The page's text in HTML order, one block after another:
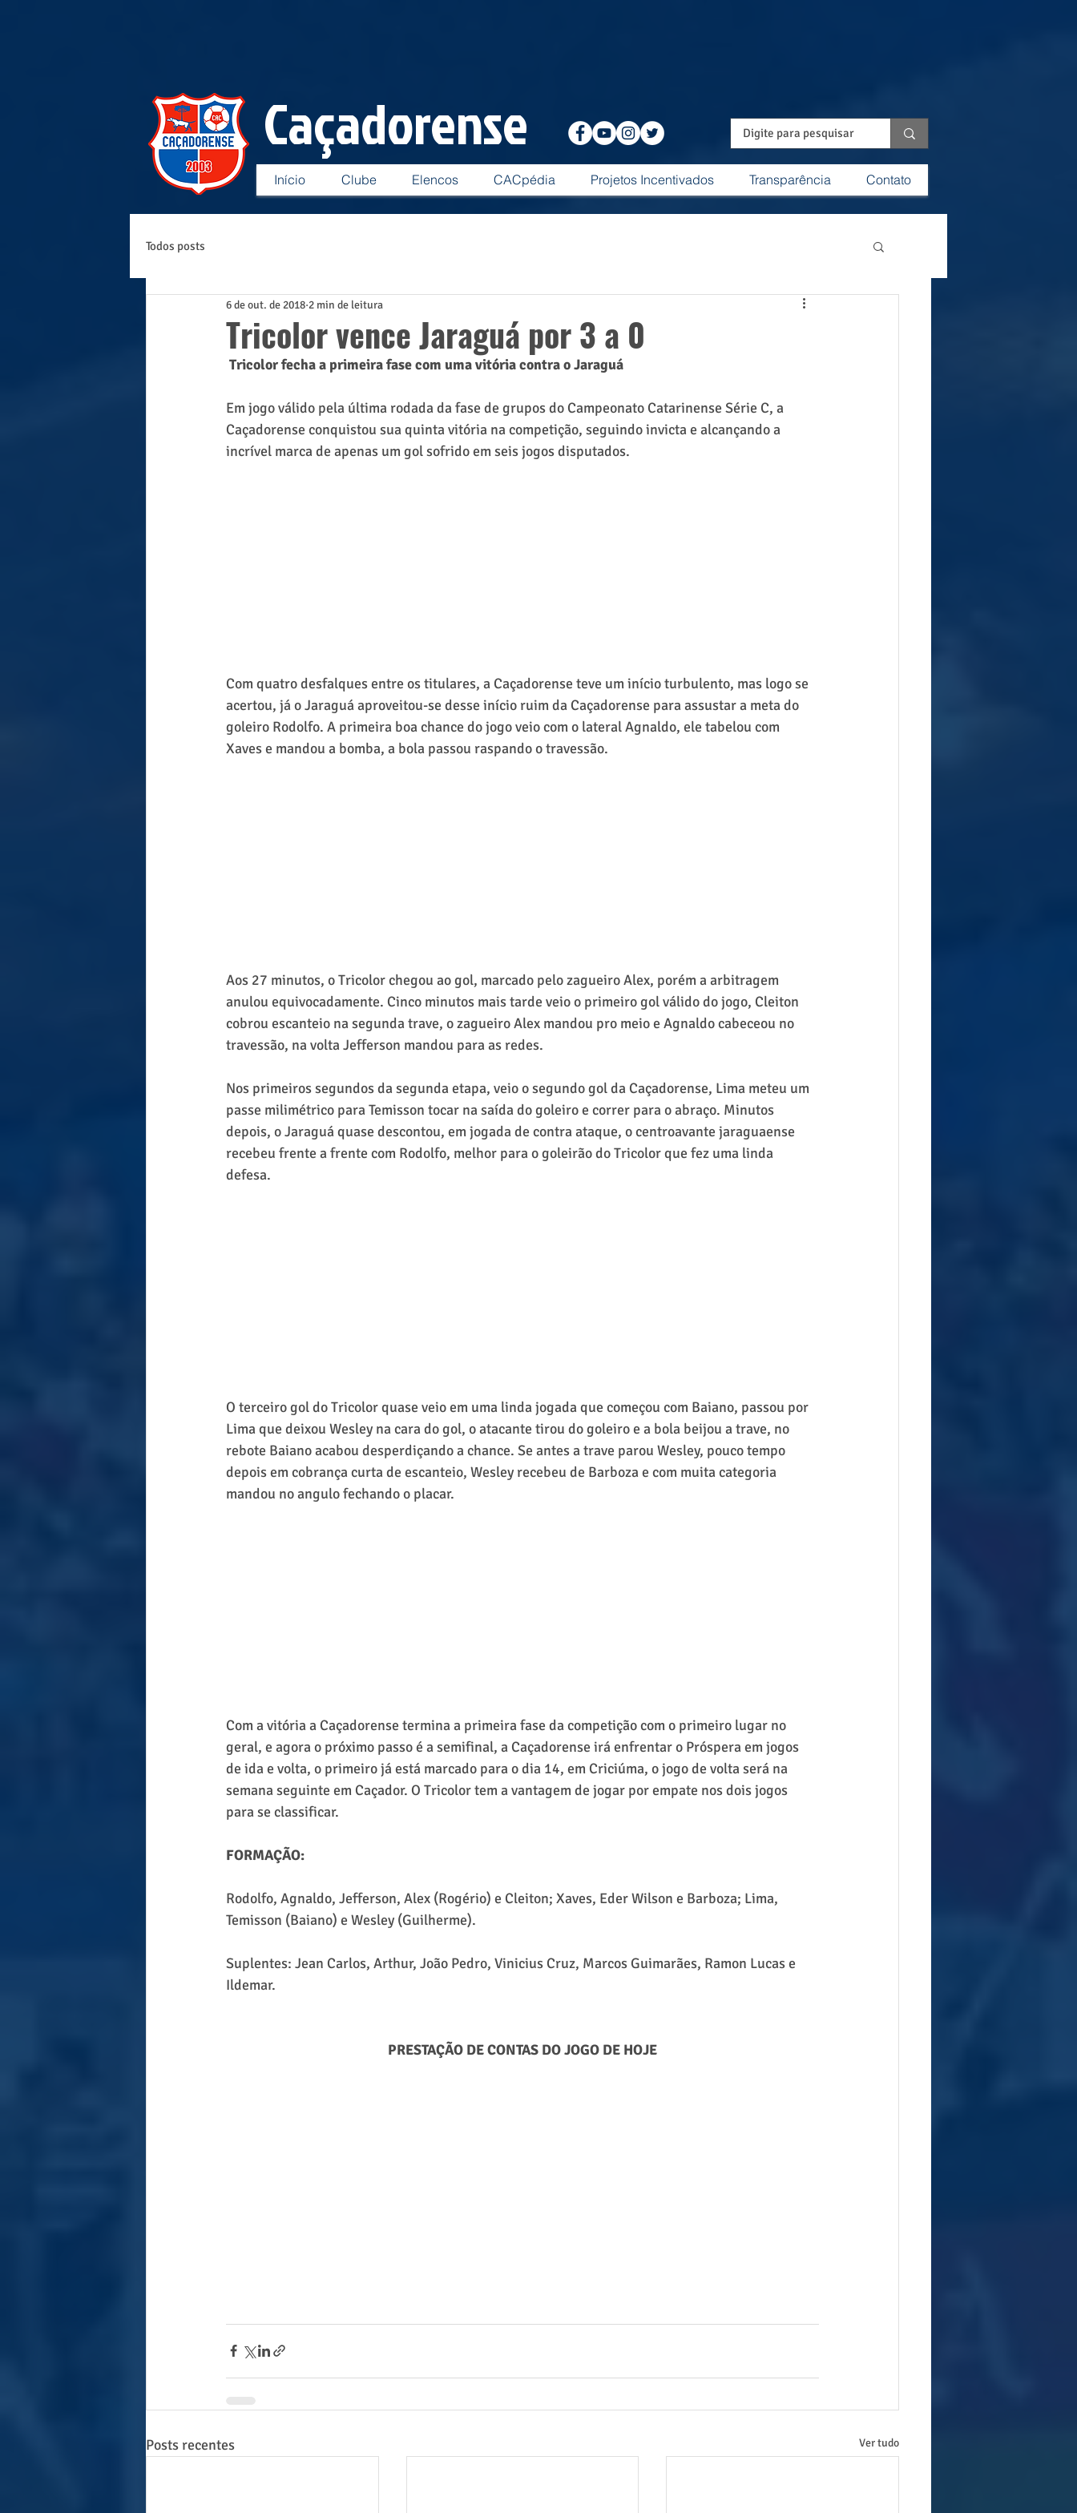
Caçadorense
Início Clube Elencos CACpédia Projetos Incentivados Transparência Contato
Todos posts
Tricolor vence Jaraguá por 3 a 0
6 de out. de 2018 2 min de leitura
Tricolor fecha a primeira fase com uma vitória contra o Jaraguá
Em jogo válido pela última rodada da fase de grupos do Campeonato Catarinense Série C, a
Caçadorense conquistou sua quinta vitória na competição, seguindo invicta e alcançando a
incrível marca de apenas um gol sofrido em seis jogos disputados.
Com quatro desfalques entre os titulares, a Caçadorense teve um início turbulento, mas logo se
acertou, já o Jaraguá aproveitou-se desse início ruim da Caçadorense para assustar a meta do
goleiro Rodolfo. A primeira boa chance do jogo veio com o lateral Agnaldo, ele tabelou com
Xaves e mandou a bomba, a bola passou raspando o travessão.
Aos 27 minutos, o Tricolor chegou ao gol, marcado pelo zagueiro Alex, porém a arbitragem
anulou equivocadamente. Cinco minutos mais tarde veio o primeiro gol válido do jogo, Cleiton
cobrou escanteio na segunda trave, o zagueiro Alex mandou pro meio e Agnaldo cabeceou no
travessão, na volta Jefferson mandou para as redes.
Nos primeiros segundos da segunda etapa, veio o segundo gol da Caçadorense, Lima meteu um
passe milimétrico para Temisson tocar na saída do goleiro e correr para o abraço. Minutos
depois, o Jaraguá quase descontou, em jogada de contra ataque, o centroavante jaraguaense
recebeu frente a frente com Rodolfo, melhor para o goleirão do Tricolor que fez uma linda
defesa.
O terceiro gol do Tricolor quase veio em uma linda jogada que começou com Baiano, passou por
Lima que deixou Wesley na cara do gol, o atacante tirou do goleiro e a bola beijou a trave, no
rebote Baiano acabou desperdiçando a chance. Se antes a trave parou Wesley, pouco tempo
depois em cobrança curta de escanteio, Wesley recebeu de Barboza e com muita categoria
mandou no angulo fechando o placar.
Com a vitória a Caçadorense termina a primeira fase da competição com o primeiro lugar no
geral, e agora o próximo passo é a semifinal, a Caçadorense irá enfrentar o Próspera em jogos
de ida e volta, o primeiro já está marcado para o dia 14, em Criciúma, o jogo de volta será na
semana seguinte em Caçador. O Tricolor tem a vantagem de jogar por empate nos dois jogos
para se classificar.
FORMAÇÃO:
Rodolfo, Agnaldo, Jefferson, Alex (Rogério) e Cleiton; Xaves, Eder Wilson e Barboza; Lima,
Temisson (Baiano) e Wesley (Guilherme).
Suplentes: Jean Carlos, Arthur, João Pedro, Vinicius Cruz, Marcos Guimarães, Ramon Lucas e
Ildemar.
PRESTAÇÃO DE CONTAS DO JOGO DE HOJE
Posts recentes Ver tudo